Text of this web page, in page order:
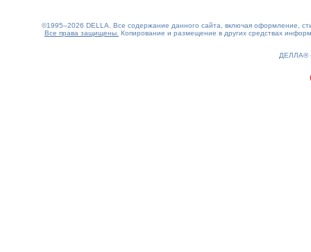
©1995–2026 DELLA. Все содержание данного сайта, включая оформление,
Все права защищены. Копирование и размещение в других средствах